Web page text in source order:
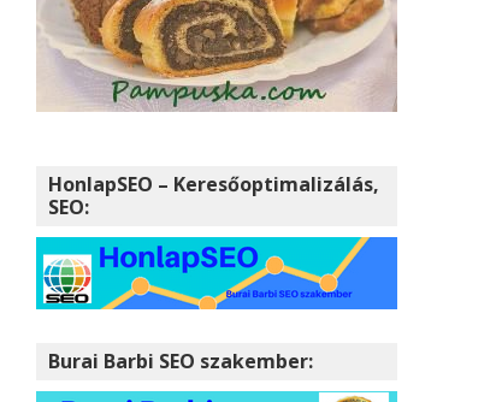
HonlapSEO – Keresőoptimalizálás,
SEO:
Burai Barbi SEO szakember: